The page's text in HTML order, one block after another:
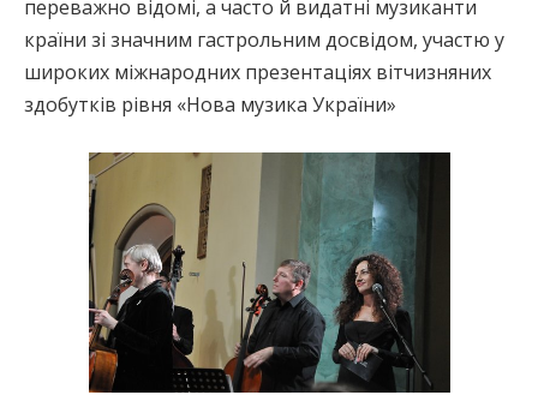
переважно відомі, а часто й видатні музиканти
країни зі значним гастрольним досвідом, участю у
широких міжнародних презентаціях вітчизняних
здобутків рівня «Нова музика України»